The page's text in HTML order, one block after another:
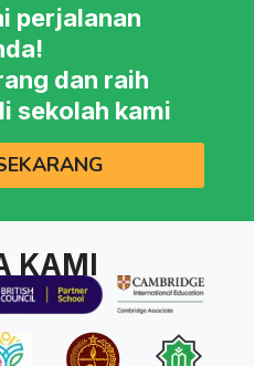
perjalanan
dan raih
sekolah kami
KAMI